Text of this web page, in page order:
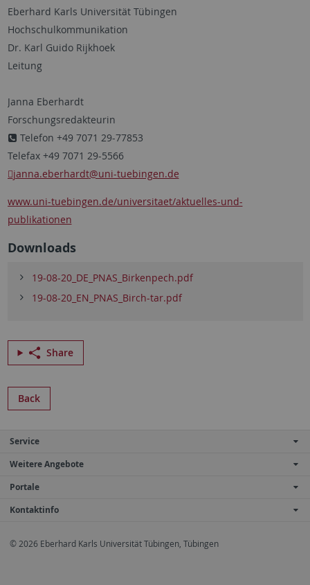
Eberhard Karls Universität Tübingen
Hochschulkommunikation
Dr. Karl Guido Rijkhoek
Leitung
Janna Eberhardt
Forschungsredakteurin
Telefon +49 7071 29-77853
Telefax +49 7071 29-5566
janna.eberhardt@uni-tuebingen.de
www.uni-tuebingen.de/universitaet/aktuelles-und-
publikationen
Downloads
19-08-20_DE_PNAS_Birkenpech.pdf
19-08-20_EN_PNAS_Birch-tar.pdf
Share
Back
Service
Weitere Angebote
Portale
Kontaktinfo
© 2026 Eberhard Karls Universität Tübingen, Tübingen